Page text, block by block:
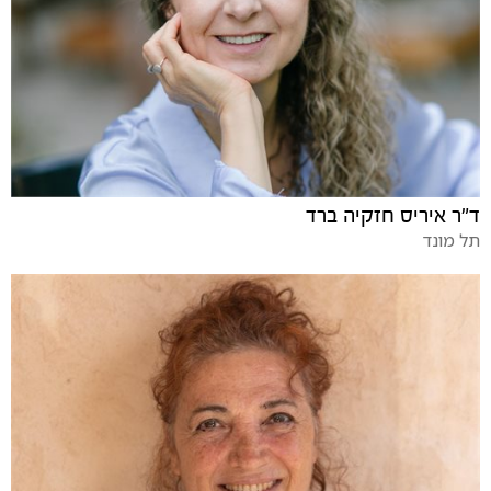
ד"ר איריס חזקיה ברד
תל מונד